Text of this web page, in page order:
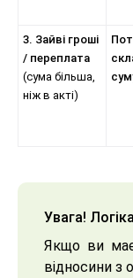
3. Зайві гроші
/ переплата
(сума більша,
ніж в акті)
Увага!
Якщо ви
відносини з